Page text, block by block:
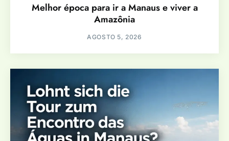
Melhor época para ir a Manaus e viver a
Amazônia
AGOSTO 5, 2026